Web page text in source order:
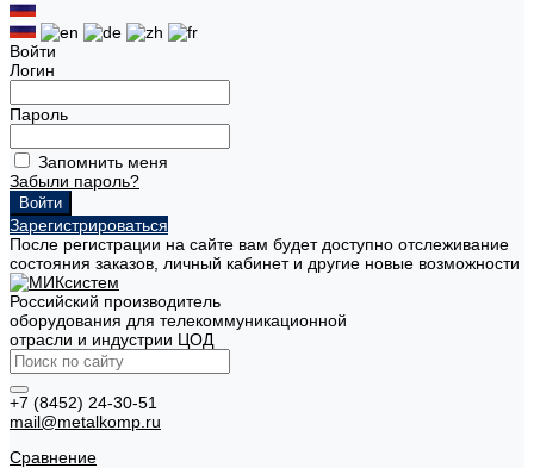
Войти
Логин
Пароль
Запомнить меня
Забыли пароль?
Зарегистрироваться
После регистрации на сайте вам будет доступно отслеживание
состояния заказов, личный кабинет и другие новые возможности
Российский производитель
оборудования для телекоммуникационной
отрасли и индустрии ЦОД
+7 (8452) 24-30-51
mail@metalkomp.ru
Сравнение